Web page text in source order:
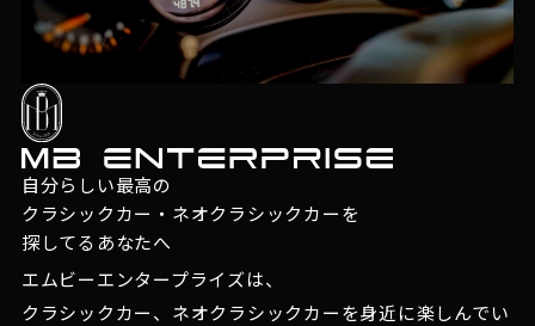
自分らしい最高の
クラシックカー・ネオクラシックカーを
探してるあなたへ
エムビーエンタープライズは、
クラシックカー、ネオクラシックカーを身近に楽しんでい